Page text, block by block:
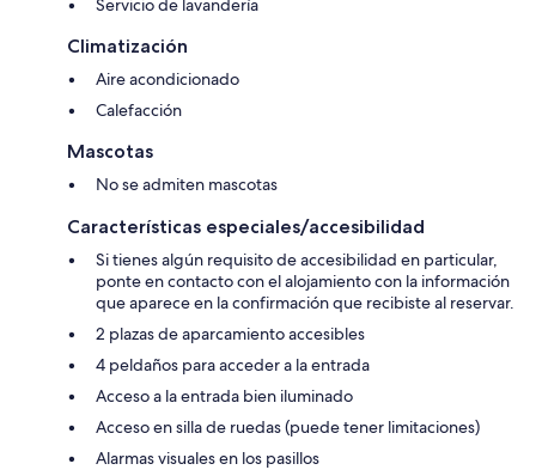
Climatización
Aire acondicionado
Calefacción
Mascotas
No se admiten mascotas
Características especiales/accesibilidad
Si tienes algún requisito de accesibilidad en particular,
ponte en contacto con el alojamiento con la información
que aparece en la confirmación que recibiste al reservar.
2 plazas de aparcamiento accesibles
4 peldaños para acceder a la entrada
Acceso a la entrada bien iluminado
Acceso en silla de ruedas (puede tener limitaciones)
Alarmas visuales en los pasillos